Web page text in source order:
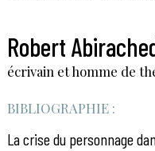
Robert
écrivain et homme de
BIBLIOGRAPHIE :
La crise du personnage